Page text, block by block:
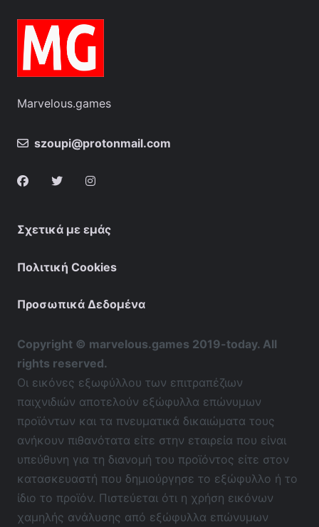
Marvelous.games
szoupi@protonmail.com
Σχετικά με εμάς
Πολιτική Cookies
Προσωπικά Δεδομένα
Copyright © marvelous.games 2019-today. All
rights reserved.
Οι εικόνες εξωφύλλου των επιτραπέζιων
παιχνιδιών αποτελούν εξώφυλλα επώνυμων
προϊόντων και τα πνευματικά δικαιώματα τους
ανήκουν πιθανότατα είτε στην εταιρεία που είναι
υπεύθυνη για τη διανομή του προϊόντος είτε στον
κατασκευαστή που δημιούργησε το εξώφυλλο ή το
ίδιο το προϊόν. Πιστεύεται ότι η χρήση εικόνων
χαμηλής ανάλυσης από εξώφυλλα επώνυμων